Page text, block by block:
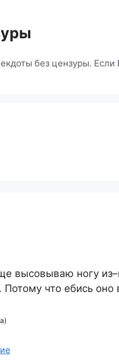
без цензуры.
высовываю ногу
что ебись оно